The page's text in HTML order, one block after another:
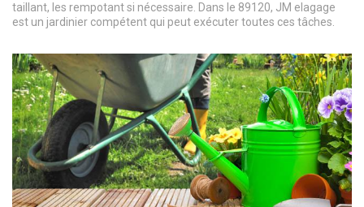
taillant, les rempotant si nécessaire. Dans le 89120, JM elagage
est un jardinier compétent qui peut exécuter toutes ces tâches.